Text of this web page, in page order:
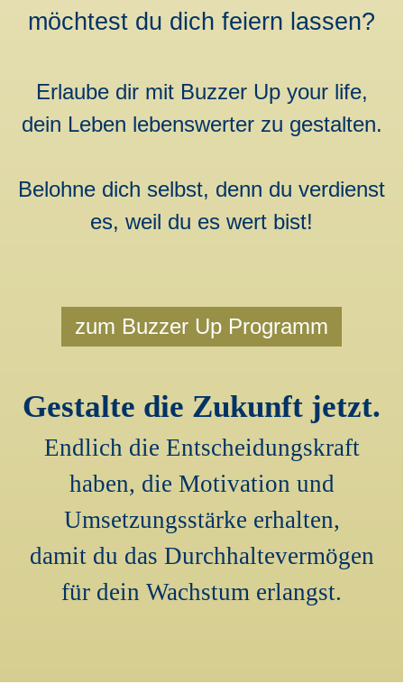
möchtest du dich feiern lassen?
Erlaube dir mit Buzzer Up your life,
dein Leben lebenswerter zu gestalten.
Belohne dich selbst, denn du verdienst
es, weil du es wert bist!
zum Buzzer Up Programm
Gestalte die Zukunft jetzt.
Endlich die Entscheidungskraft
haben, die Motivation und
Umsetzungsstärke erhalten,
damit du das Durchhaltevermögen
für dein Wachstum erlangst.